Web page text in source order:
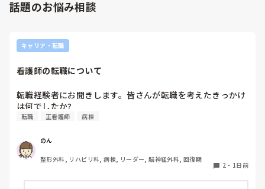
やったことないの！？もう10ヶ月なんだから、未経験なこと
新人さんが可愛そう、と感じることもある反面、ペアの先輩
が何か処置をしているけど、ペアの新人はのんびり記録して
がいいんじゃないの？」と声をかけても、「記録終わってな
早く色々覚えたい！という、意欲があまり感じられず…これ
はPNS云々よりも、その新人の性格かな？とも思いました
が、ほとんどの新人に当てはまりました。。。時代柄でしょ
私はどちらかといえば、PNSは好きじゃありません。
でもPNSでやれというからには、もっと業務量に見合った、
新人を指導しながら業務ができるゆとりが欲しいです。
るなら実施してみてはどうでしょうか⁉️そういう事と思います
話題のお悩み相談
キャリア・転職
看護師の転職について
転職経験者にお聞きします。皆さんが転職を考えたきっかけ
は何でしたか?
転職 正看護師 病棟
のん
整形外科, リハビリ科, 病棟, リーダー, 脳神経外科, 回復期
2 ・ 1日前